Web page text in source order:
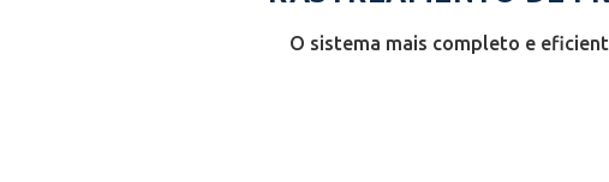
O sistema mais completo e